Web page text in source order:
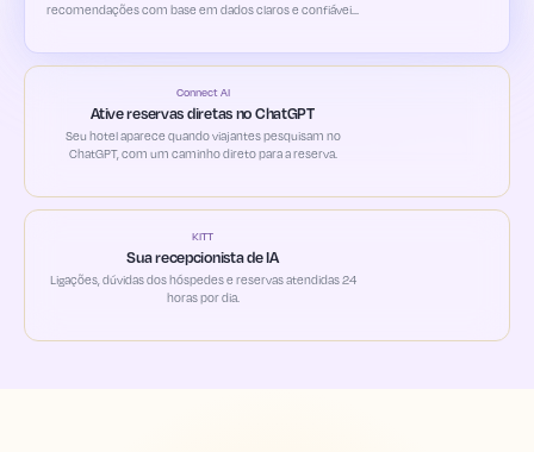
recomendações com base em dados claros e confiáveis.
Connect AI
Ative reservas diretas no ChatGPT
Seu hotel aparece quando viajantes pesquisam no
ChatGPT, com um caminho direto para a reserva.
KITT
Sua recepcionista de IA
Ligações, dúvidas dos hóspedes e reservas atendidas 24
horas por dia.